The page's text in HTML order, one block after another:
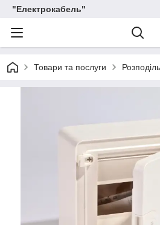
"Електрокабель"
Товари та послуги